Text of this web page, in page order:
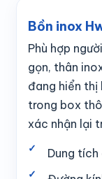
Bồn inox
Phù hợp
gọn, thân
đang hiển thị
trong box
xác nhận lại
Dung tích